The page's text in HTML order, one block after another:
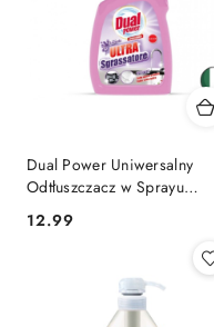
Dual Power Uniwersalny
Odtłuszczacz w Sprayu
Lawendowy 750 ml (Włochy)
Cena:
12.99